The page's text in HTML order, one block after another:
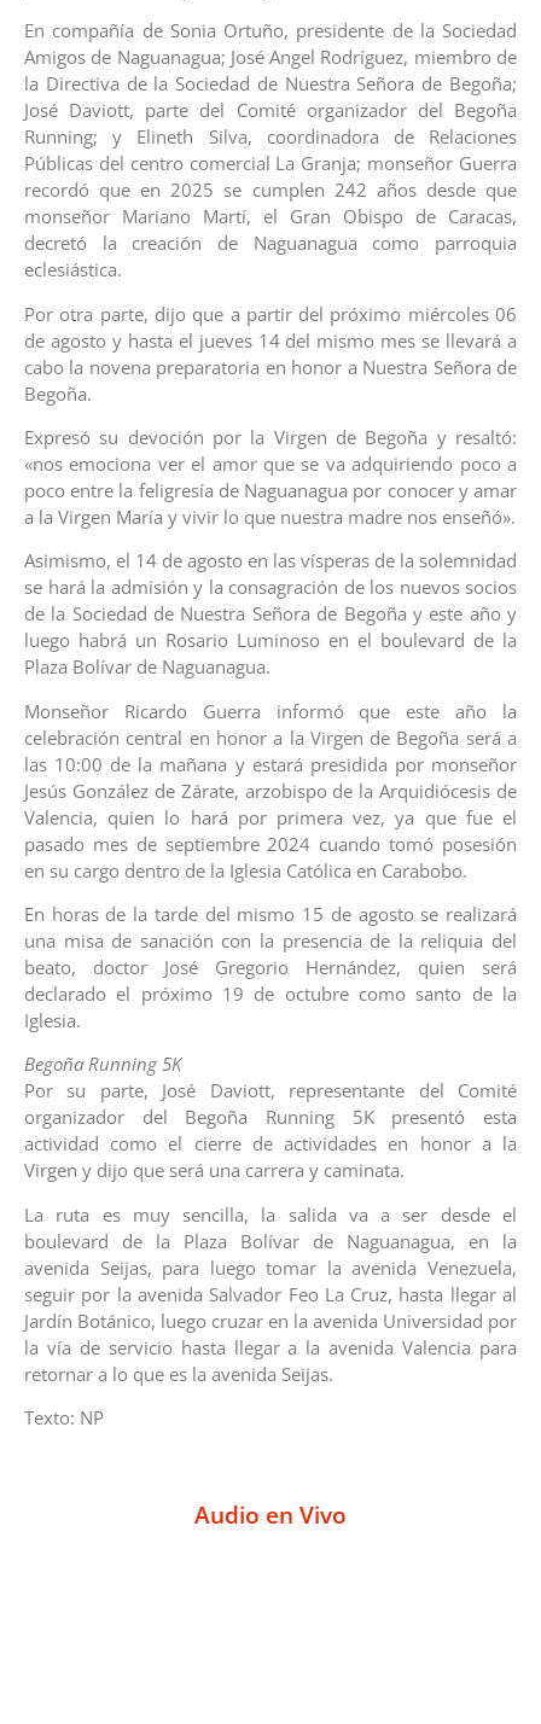
En compañía de Sonia Ortuño, presidente de la Sociedad
Amigos de Naguanagua; José Angel Rodríguez, miembro de
la Directiva de la Sociedad de Nuestra Señora de Begoña;
José Daviott, parte del Comité organizador del Begoña
Running; y Elineth Silva, coordinadora de Relaciones
Públicas del centro comercial La Granja; monseñor Guerra
recordó que en 2025 se cumplen 242 años desde que
monseñor Mariano Martí, el Gran Obispo de Caracas,
decretó la creación de Naguanagua como parroquia
eclesiástica.
Por otra parte, dijo que a partir del próximo miércoles 06
de agosto y hasta el jueves 14 del mismo mes se llevará a
cabo la novena preparatoria en honor a Nuestra Señora de
Begoña.
Expresó su devoción por la Virgen de Begoña y resaltó:
«nos emociona ver el amor que se va adquiriendo poco a
poco entre la feligresía de Naguanagua por conocer y amar
a la Virgen María y vivir lo que nuestra madre nos enseñó».
Asimismo, el 14 de agosto en las vísperas de la solemnidad
se hará la admisión y la consagración de los nuevos socios
de la Sociedad de Nuestra Señora de Begoña y este año y
luego habrá un Rosario Luminoso en el boulevard de la
Plaza Bolívar de Naguanagua.
Monseñor Ricardo Guerra informó que este año la
celebración central en honor a la Virgen de Begoña será a
las 10:00 de la mañana y estará presidida por monseñor
Jesús González de Zárate, arzobispo de la Arquidiócesis de
Valencia, quien lo hará por primera vez, ya que fue el
pasado mes de septiembre 2024 cuando tomó posesión
en su cargo dentro de la Iglesia Católica en Carabobo.
En horas de la tarde del mismo 15 de agosto se realizará
una misa de sanación con la presencia de la reliquia del
beato, doctor José Gregorio Hernández, quien será
declarado el próximo 19 de octubre como santo de la
Iglesia.
Begoña Running 5K
Por su parte, José Daviott, representante del Comité
organizador del Begoña Running 5K presentó esta
actividad como el cierre de actividades en honor a la
Virgen y dijo que será una carrera y caminata.
La ruta es muy sencilla, la salida va a ser desde el
boulevard de la Plaza Bolívar de Naguanagua, en la
avenida Seijas, para luego tomar la avenida Venezuela,
seguir por la avenida Salvador Feo La Cruz, hasta llegar al
Jardín Botánico, luego cruzar en la avenida Universidad por
la vía de servicio hasta llegar a la avenida Valencia para
retornar a lo que es la avenida Seijas.
Texto: NP
Audio en Vivo